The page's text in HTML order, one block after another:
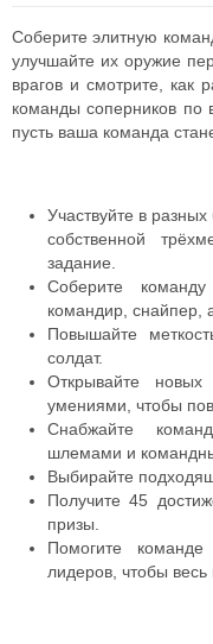
Соберите элитную
улучшайте их оружие
врагов и смотрите,
команды соперников
пусть ваша команда
Участвуйте в
собственной
задание.
Соберите
командир, снайпер,
Повышайте
солдат.
Открывайте
умениями, чтобы
Снабжайте
шлемами и
Выбирайте
Получите 45
призы.
Помогите
лидеров, чтобы